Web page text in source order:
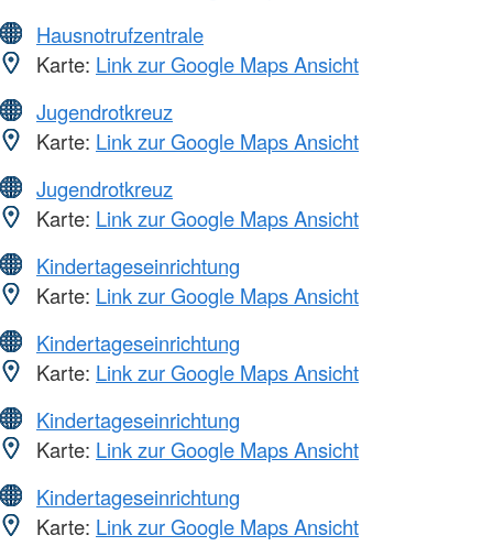
Hausnotrufzentrale
Karte: Link zur Google Maps Ansicht
Jugendrotkreuz
Karte: Link zur Google Maps Ansicht
Jugendrotkreuz
Karte: Link zur Google Maps Ansicht
Kindertageseinrichtung
Karte: Link zur Google Maps Ansicht
Kindertageseinrichtung
Karte: Link zur Google Maps Ansicht
Kindertageseinrichtung
Karte: Link zur Google Maps Ansicht
Kindertageseinrichtung
Karte: Link zur Google Maps Ansicht